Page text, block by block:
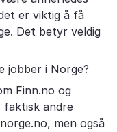
er viktig å få
Det betyr veldig
jobber i Norge?
Finn.no og
faktisk andre
men også